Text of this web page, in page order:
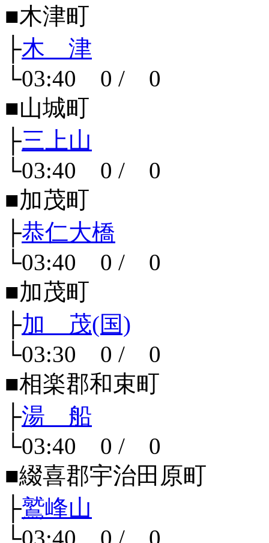
■木津町
├木 津
└03:40 0 / 0
■山城町
├三上山
└03:40 0 / 0
■加茂町
├恭仁大橋
└03:40 0 / 0
■加茂町
├加 茂(国)
└03:30 0 / 0
■相楽郡和束町
├湯 船
└03:40 0 / 0
■綴喜郡宇治田原町
├鷲峰山